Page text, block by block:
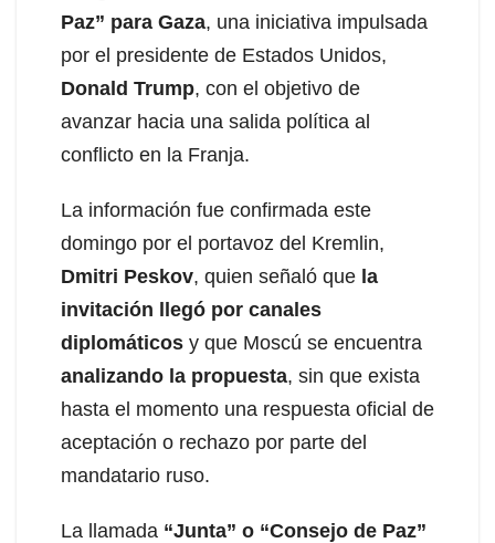
Paz” para Gaza, una iniciativa impulsada
por el presidente de Estados Unidos,
Donald Trump, con el objetivo de
avanzar hacia una salida política al
conflicto en la Franja.
La información fue confirmada este
domingo por el portavoz del Kremlin,
Dmitri Peskov, quien señaló que la
invitación llegó por canales
diplomáticos y que Moscú se encuentra
analizando la propuesta, sin que exista
hasta el momento una respuesta oficial de
aceptación o rechazo por parte del
mandatario ruso.
La llamada “Junta” o “Consejo de Paz”